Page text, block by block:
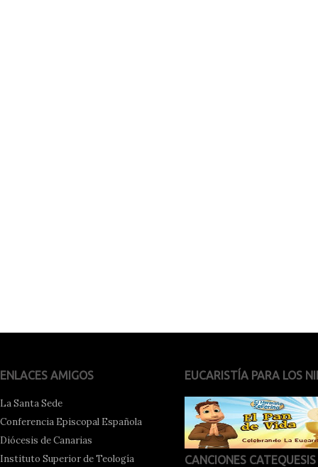
ENLACES AMIGOS
La Santa Sede
Conferencia Episcopal Española
Diócesis de Canarias
Instituto Superior de Teología
EUCARISTÍA PARA LOS
CANCIONES CATEQUESIS